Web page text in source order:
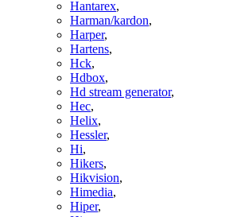
Hantarex,
Harman/kardon,
Harper,
Hartens,
Hck,
Hdbox,
Hd stream generator,
Hec,
Helix,
Hessler,
Hi,
Hikers,
Hikvision,
Himedia,
Hiper,